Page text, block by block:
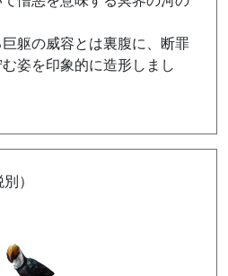
躯の威容とは裏腹に、断罪
姿を印象的に造形しまし
）